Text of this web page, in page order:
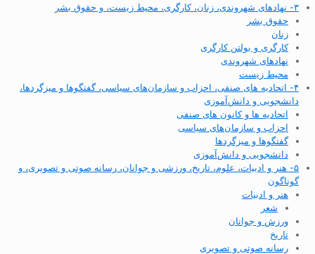
۳- نهادهای شهروندی، زنان، کارگری، محیط زیست، و حقوق بشر
حقوق بشر
زنان
کارگری و بولتن کارگری
نهادهای شهروندی
محیط زیست
۴- اتحادیه های صنفی، احزاب و سازمان‌های سیاسی، گفتگوها و میزگردها،
دانشجویی و دانش‌آموزی
اتحادیه ها و کانون های صنفی
احزاب و سازمان‌های سیاسی
گفتگوها و میزگردها
دانشجویی و دانش‌آموزی
۵- هنر و ادبیات، علوم، تاریخ، ورزشی و جوانان، رسانه صوتی و تصویری، و
گوناگون
هنر و ادبیات
شعر
ورزش و جوانان
تاریخ
رسانه صوتی و تصویری